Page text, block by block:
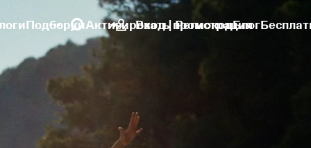
ПодборкиАктивировать промокодБлог
Вход | Регистрация